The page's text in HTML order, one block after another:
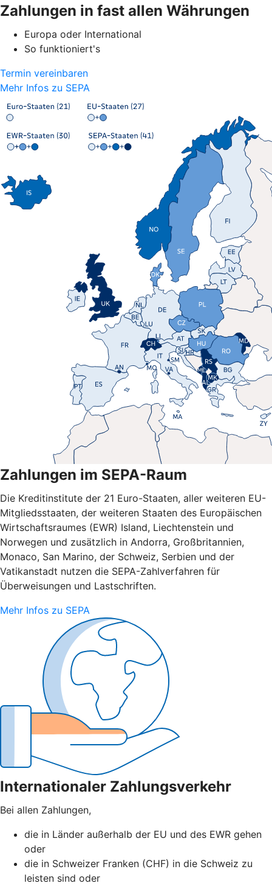
Zahlungen in fast allen Währungen
Europa oder International
So funktioniert's
Termin vereinbaren
Mehr Infos zu SEPA
Zahlungen im SEPA-Raum
Die Kreditinstitute der 21 Euro-Staaten, aller weiteren EU-
Mitgliedsstaaten, der weiteren Staaten des Europäischen
Wirtschaftsraumes (EWR) Island, Liechtenstein und
Norwegen und zusätzlich in Andorra, Großbritannien,
Monaco, San Marino, der Schweiz, Serbien und der
Vatikanstadt nutzen die SEPA-Zahlverfahren für
Überweisungen und Lastschriften.
Mehr Infos zu SEPA
Internationaler Zahlungsverkehr
Bei allen Zahlungen,
die in Länder außerhalb der EU und des EWR gehen
oder
die in Schweizer Franken (CHF) in die Schweiz zu
leisten sind oder